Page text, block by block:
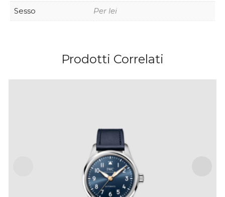
Sesso Per lei
Prodotti Correlati
PILOT’S WATCH AUTOMATIC 36 LE PETIT PRINCE
5,400.00 IVA Inclusa